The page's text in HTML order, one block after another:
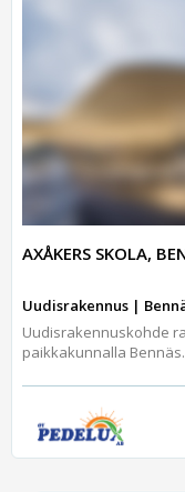
AXÅKERS SKOLA,
Uudisrakennus |
Uudisrakennuskohde
paikkakunnalla Bennäs.